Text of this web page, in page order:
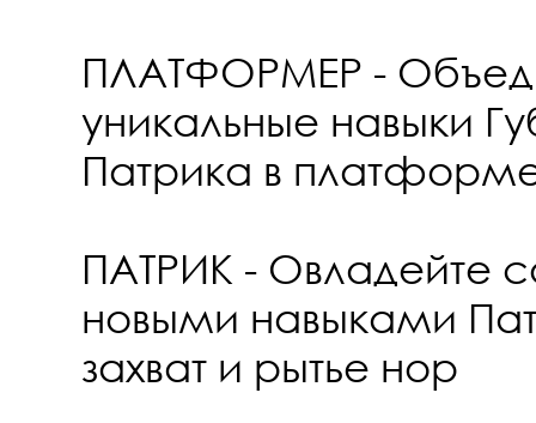
ПЛАТФОРМЕР -
уникальные навыки
Патрика в
ПАТРИК - Овладейте
новыми навыками
захват и рытье нор